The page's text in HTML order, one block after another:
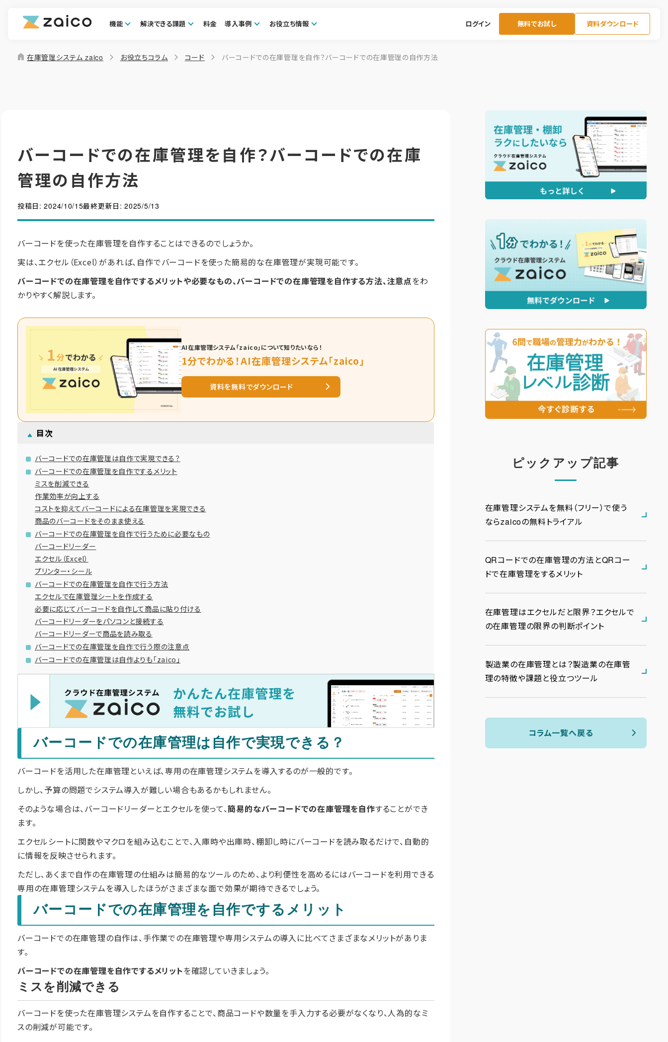
機能 解決できる課題 料金 導入事例 お役立ち情報 ログイン 無料でお試し 資料ダウンロード
home 在庫管理システム zaico お役立ちコラム コード バーコードでの在庫管理を自作？バーコードでの在庫管理の自作方法
バーコードでの在庫管理を自作？バーコードでの在庫
管理の自作方法
投稿日:2024/10/15最終更新日:2025/5/13
バーコードを使った在庫管理を自作することはできるのでしょうか。
実は、エクセル（Excel）があれば、自作でバーコードを使った簡易的な在庫管理が実現可能です。
バーコードでの在庫管理を自作でするメリットや必要なもの、バーコードでの在庫管理を自作する方法、注意点をわ
かりやすく解説します。
AI在庫管理システム「zaico」について知りたいなら！
1分でわかる！AI在庫管理システム「zaico」
資料を無料でダウンロード
目次
バーコードでの在庫管理は自作で実現できる？
バーコードでの在庫管理を自作でするメリット
ミスを削減できる
作業効率が向上する
コストを抑えてバーコードによる在庫管理を実現できる
商品のバーコードをそのまま使える
バーコードでの在庫管理を自作で行うために必要なもの
バーコードリーダー
エクセル（Excel）
プリンター・シール
バーコードでの在庫管理を自作で行う方法
エクセルで在庫管理シートを作成する
必要に応じてバーコードを自作して商品に貼り付ける
バーコードリーダーをパソコンと接続する
バーコードリーダーで商品を読み取る
バーコードでの在庫管理を自作で行う際の注意点
バーコードでの在庫管理は自作よりも「zaico」
バーコードでの在庫管理は自作で実現できる？
バーコードを活用した在庫管理といえば、専用の在庫管理システムを導入するのが一般的です。
しかし、予算の問題でシステム導入が難しい場合もあるかもしれません。
そのような場合は、バーコードリーダーとエクセルを使って、簡易的なバーコードでの在庫管理を自作することができ
ます。
エクセルシートに関数やマクロを組み込むことで、入庫時や出庫時、棚卸し時にバーコードを読み取るだけで、自動的
に情報を反映させられます。
ただし、あくまで自作の在庫管理の仕組みは簡易的なツールのため、より利便性を高めるにはバーコードを利用できる
専用の在庫管理システムを導入したほうがさまざまな面で効果が期待できるでしょう。
バーコードでの在庫管理を自作でするメリット
バーコードでの在庫管理の自作は、手作業での在庫管理や専用システムの導入に比べてさまざまなメリットがありま
す。
バーコードでの在庫管理を自作でするメリットを確認していきましょう。
ミスを削減できる
バーコードを使った在庫管理システムを自作することで、商品コードや数量を手入力する必要がなくなり、人為的なミ
スの削減が可能です。
ピックアップ記事
在庫管理システムを無料（フリー）で使う
ならzaicoの無料トライアル
QRコードでの在庫管理の方法とQRコー
ドで在庫管理をするメリット
在庫管理はエクセルだと限界？エクセルで
の在庫管理の限界の判断ポイント
製造業の在庫管理とは？製造業の在庫管
理の特徴や課題と役立つツール
コラム一覧へ戻る